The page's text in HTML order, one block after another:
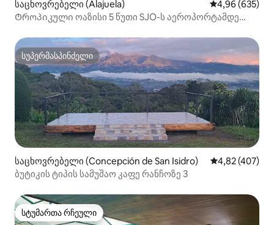
საცხოვრებელი (Alajuela) საშუალო
4,96 (635)
Ტროპიკული ოაზისი 5 წუთი SJO-ს აეროპორტამდე
სუპერმასპინძელი
სუპერმასპინძელი
საცხოვრებელი (Concepción de San Isidro) საშუალო
4,82 (407)
ბუტიკის ტიპის სამუშაო კაფე რანჩოზე 3
სტუმართა რჩეული
სტუმართა რჩეული